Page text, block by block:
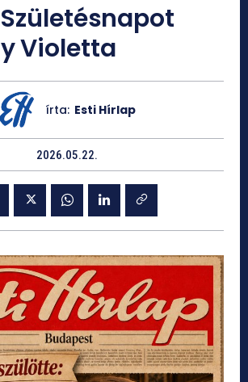
Violetta
írta: Esti Hírlap
2026.05.22.